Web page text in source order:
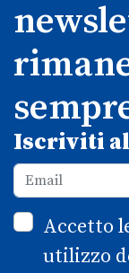
Iscriviti
Accetto
utilizzo